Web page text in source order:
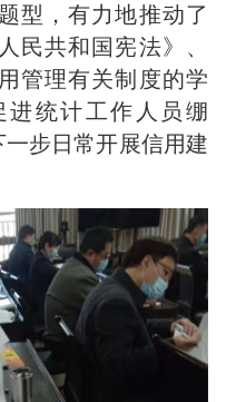
型，有力地推动了
民共和国宪法》、
管理有关制度的学
统计工作人员绷
一步日常开展信用建